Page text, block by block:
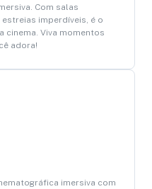
Com salas
imperdíveis, é o
cinema. Viva momentos
adora!
imersiva com